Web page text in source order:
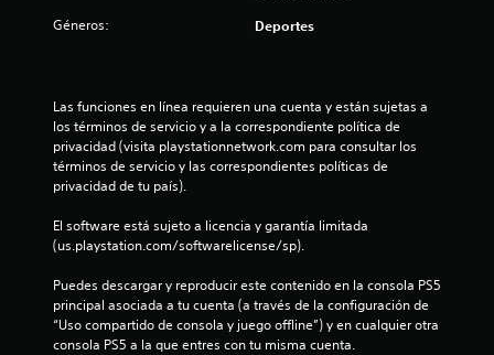
Géneros: Deportes
Las funciones en línea requieren una cuenta y están sujetas a
los términos de servicio y a la correspondiente política de
privacidad (visita playstationnetwork.com para consultar los
términos de servicio y las correspondientes políticas de
privacidad de tu país).
El software está sujeto a licencia y garantía limitada
(us.playstation.com/softwarelicense/sp).
Puedes descargar y reproducir este contenido en la consola PS5
principal asociada a tu cuenta (a través de la configuración de
“Uso compartido de consola y juego offline”) y en cualquier otra
consola PS5 a la que entres con tu misma cuenta.